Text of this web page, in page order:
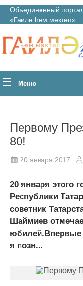
Объединенный
«Гаилә һәм мәктәп»
Меню
Первому
80!
20 января 2017
20 января этого
Республики
советник
Шаймиев
я позн...